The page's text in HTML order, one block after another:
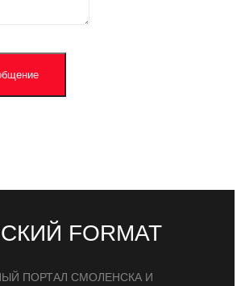
FORMAT
ПОРТАЛ СМОЛЕНСКА И